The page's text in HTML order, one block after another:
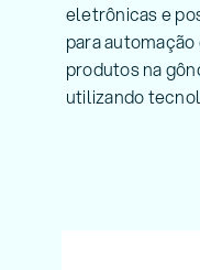
eletrônicas e
para
produtos na
utilizando